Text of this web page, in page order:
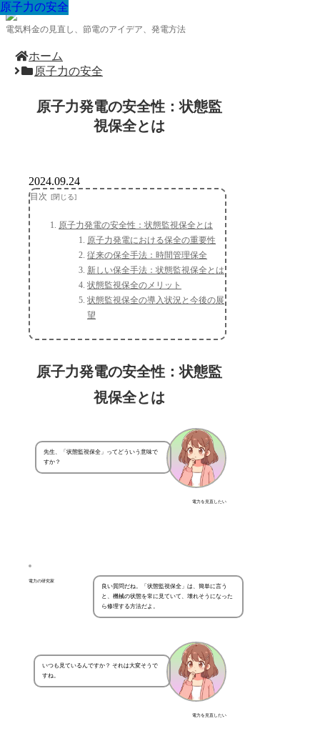
電気料金の見直し、節電のアイデア、発電方法
ホーム
原子力の安全
原子力発電の安全性：状態監
視保全とは
原子力の安全
2024.09.24
目次
原子力発電の安全性：状態監視保全とは
原子力発電における保全の重要性
従来の保全手法：時間管理保全
新しい保全手法：状態監視保全とは
状態監視保全のメリット
状態監視保全の導入状況と今後の展
望
原子力発電の安全性：状態監
視保全とは
電力を見直したい
先生、「状態監視保全」ってどういう意味で
すか？
電力の研究家
良い質問だね。「状態監視保全」は、簡単に言う
と、機械の状態を常に見ていて、壊れそうになった
ら修理する方法だよ。
電力を見直したい
いつも見ているんですか？ それは大変そうで
すね。
原子力の安全
原子力の安全
原子力の安全
原子力の安全
原子力の安全
原子力の安全
原子力の安全
原子力の安全